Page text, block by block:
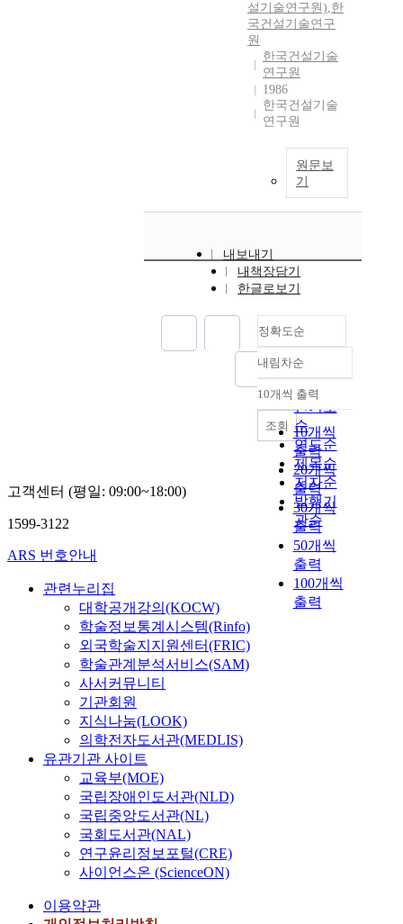
설기술연구원),한
국건설기술연구
원
한국건설기술
연구원
1986
한국건설기술
연구원
원문보
기
내보내기
내책장담기
한글로보기
정확도순
정확도
순
인기도
순
연도순
제목순
저자순
발행기
관순
내림차순
내림차순
10개씩 출력
10개씩
출력
20개씩
출력
30개씩
출력
50개씩
출력
100개씩
출력
조회
고객센터 (평일: 09:00~18:00)
1599-3122
ARS 번호안내
관련누리집
대학공개강의(KOCW)
학술정보통계시스템(Rinfo)
외국학술지지원센터(FRIC)
학술관계분석서비스(SAM)
사서커뮤니티
기관회원
지식나눔(LOOK)
의학전자도서관(MEDLIS)
유관기관 사이트
교육부(MOE)
국립장애인도서관(NLD)
국립중앙도서관(NL)
국회도서관(NAL)
연구윤리정보포털(CRE)
사이언스온 (ScienceON)
이용약관